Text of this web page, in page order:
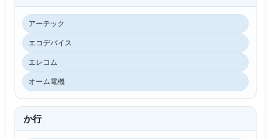
アーテック
エコデバイス
エレコム
オーム電機
か行